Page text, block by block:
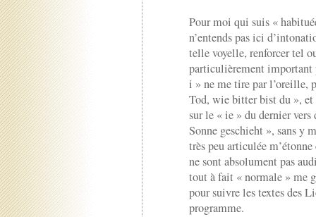
Pour moi qui suis «
n’entends pas ici
telle voyelle, renforcer tel
particulièrement important
i » ne me tire par l’oreille,
Tod, wie bitter bist du »,
sur le « ie » du dernier vers
Sonne geschieht », sans y
très peu articulée
ne sont absolument pas
tout à fait « normale » me
pour suivre les textes des
programme.